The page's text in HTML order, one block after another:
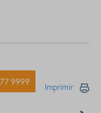
9999
Imprimir